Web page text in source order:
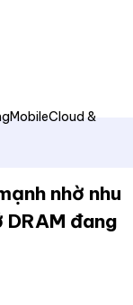
MobileCloud &
nhờ nhu
đang